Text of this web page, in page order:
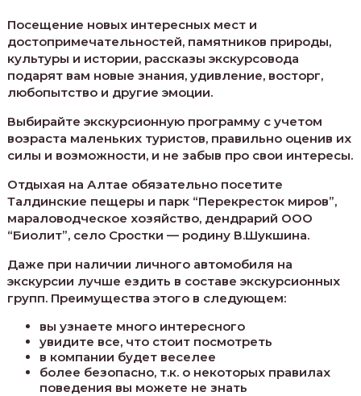
Посещение новых интересных мест и
достопримечательностей, памятников природы,
культуры и истории, рассказы экскурсовода
подарят вам новые знания, удивление, восторг,
любопытство и другие эмоции.
Выбирайте экскурсионную программу с учетом
возраста маленьких туристов, правильно оценив их
силы и возможности, и не забыв про свои интересы.
Отдыхая на Алтае обязательно посетите
Талдинские пещеры и парк “Перекресток миров”,
мараловодческое хозяйство, дендрарий ООО
“Биолит”, село Сростки — родину В.Шукшина.
Даже при наличии личного автомобиля на
экскурсии лучше ездить в составе экскурсионных
групп. Преимущества этого в следующем:
вы узнаете много интересного
увидите все, что стоит посмотреть
в компании будет веселее
более безопасно, т.к. о некоторых правилах
поведения вы можете не знать